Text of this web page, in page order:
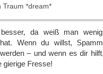
Traum *dream*
da weiß man
hat. Wenn du willst,
– und wenn es dir
gierige Fresse!